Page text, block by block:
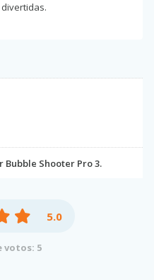
Shooter Pro 3.
5.0
votos: 5